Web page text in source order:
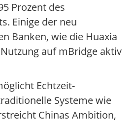
Prozent des
Einige der neu
Banken, wie die Huaxia
auf mBridge aktiv
Echtzeit-
Systeme wie
Chinas Ambition,